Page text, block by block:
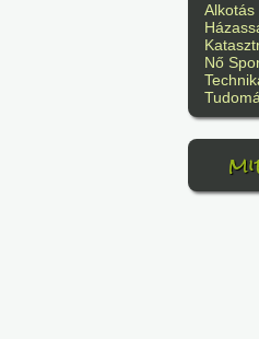
Alkotás
Nő